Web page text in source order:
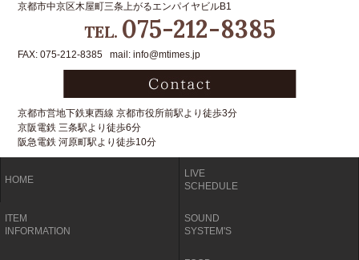
京都市中京区木屋町三条上がるエンパイヤビルB1
TEL. 075-212-8385
FAX: 075-212-8385 mail: info@mtimes.jp
京都市営地下鉄東西線 京都市役所前駅より徒歩3分
京阪電鉄 三条駅より徒歩6分
阪急電鉄 河原町駅より徒歩10分
HOME
LIVE
SCHEDULE
ITEM
INFORMATION
SOUND
SYSTEM'S